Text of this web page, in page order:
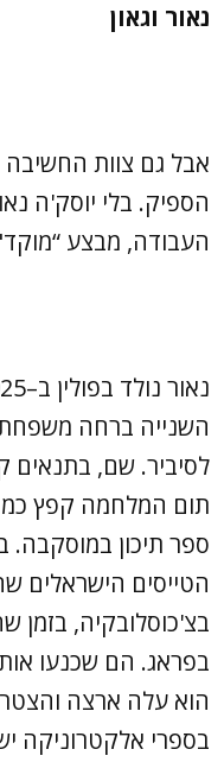
נאור וגאון
אבל גם צוות החשיבה
הספיק. בלי יוסק'ה
העבודה, מבצע
השנייה ברחה
לסיביר. שם, בתנאים
תום המלחמה קפץ כמה
ספר תיכון במוסקבה.
הטייסים הישראלים
בצ'כוסלובקיה, בזמן
הוא עלה ארצה